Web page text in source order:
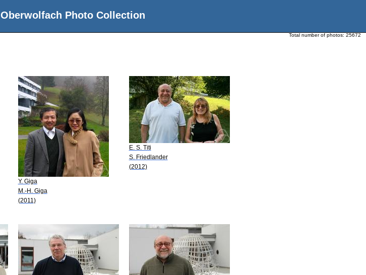
Oberwolfach Photo Collection
Total number of photos: 25672
Y. Giga
M.-H. Giga
(2011)
E. S. Titi
S. Friedlander
(2012)